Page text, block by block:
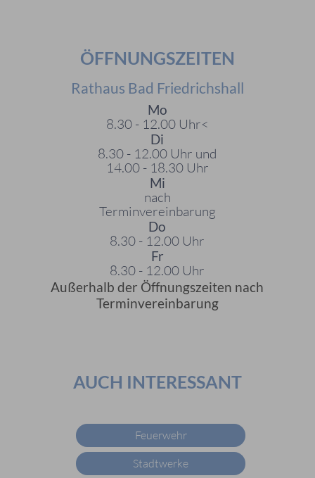
ÖFFNUNGSZEITEN
Rathaus Bad Friedrichshall
Mo
8.30 - 12.00 Uhr<
Di
8.30 - 12.00 Uhr und
14.00 - 18.30 Uhr
Mi
nach
Terminvereinbarung
Do
8.30 - 12.00 Uhr
Fr
8.30 - 12.00 Uhr
Außerhalb der Öffnungszeiten nach
Terminvereinbarung
AUCH INTERESSANT
Feuerwehr
Stadtwerke